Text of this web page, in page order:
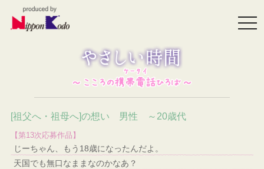
[祖父へ・祖母へ]の想い 男性 ～20歳代
【第13次応募作品】
じーちゃん、もう18歳になったんだよ。
天国でも無口なままなのかなあ？